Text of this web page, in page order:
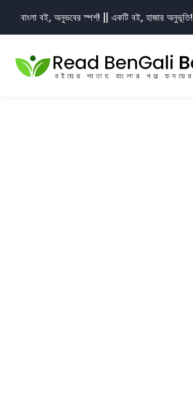
বাংলা বই, অনুভবের স্পর্শ! || একটি বই, হাজার অনুভূতি!